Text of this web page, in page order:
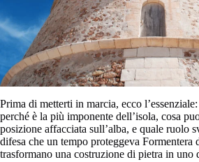
Prima di metterti in marcia, ecco
perché è la più imponente dell’isola, cosa
posizione affacciata sull’alba, e quale ruolo
difesa che un tempo proteggeva Formentera
trasformano una costruzione di pietra in uno